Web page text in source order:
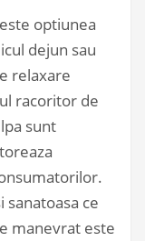
optiunea
dejun sau
relaxare
racoritor de
sunt
sanatoasa ce
manevrat este